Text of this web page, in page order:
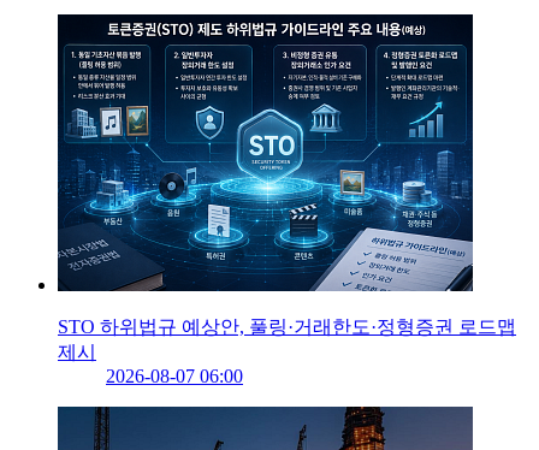
STO 하위법규 예상안, 풀링·거래한도·정형증권 로드맵
제시
2026-08-07 06:00